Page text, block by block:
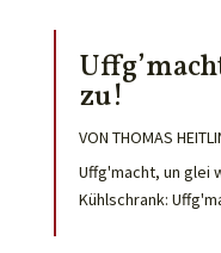
zu!
VON THOMAS
Uffg'macht, un glei
Kühlschrank: